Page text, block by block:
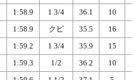
1:58.9 1 3/4 36.1 10
1:58.9 クビ 35.5 16
1:59.2 1 3/4 35.9 15
1:59.3 1/2 36.2 10